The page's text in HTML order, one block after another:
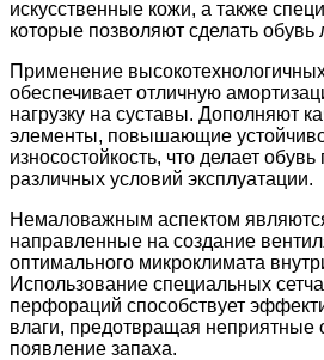
искусственные кожи, а также
которые позволяют сделать
Применение
обеспечивает отличную
нагрузку на суставы. Дополняют
элементы, повышающие
износостойкость, что делает
различных условий эксплуатации.
Немаловажным аспектом
направленные на создание
оптимального микроклимата
Использование специальных
перфораций способствует
влаги, предотвращая
появление запаха.